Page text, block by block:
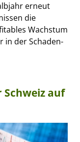
erneut
die
Wachstum
in der Schaden-
Schweiz auf